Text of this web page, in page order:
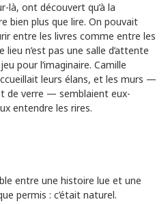
là, ont découvert qu’à la
bien plus que lire. On pouvait
entre les livres comme entre les
n’est pas une salle d’attente
pour l’imaginaire. Camille
leurs élans, et les murs —
de verre — semblaient eux-
entendre les rires.
entre une histoire lue et une
permis : c’était naturel.